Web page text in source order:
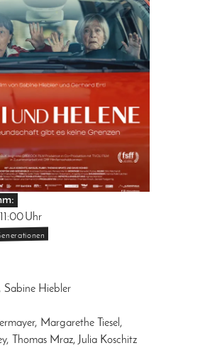
11:00Uhr
Sabine Hiebler
Margarethe Tiesel,
Thomas Mraz, Julia Koschitz